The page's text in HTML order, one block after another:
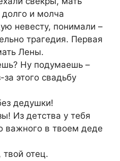
и молча
невесту, понимали –
трагедия. Первая
Лены.
Ну подумаешь –
этого свадьбу
дедушки!
Из детства у тебя
важного в твоем деде
отец.